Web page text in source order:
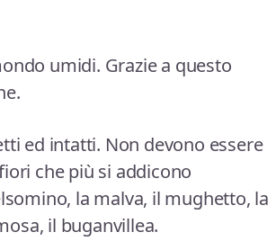
umidi. Grazie a questo
ed intatti. Non devono essere
che più si addicono
la malva, il mughetto, la
il buganvillea.